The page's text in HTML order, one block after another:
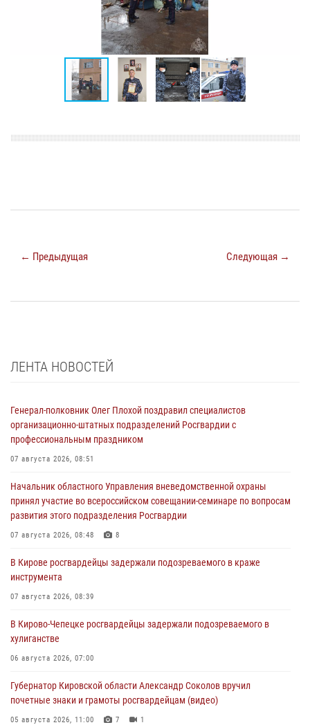
← Предыдущая Следующая →
ЛЕНТА НОВОСТЕЙ
Генерал-полковник Олег Плохой поздравил специалистов
организационно-штатных подразделений Росгвардии с
профессиональным праздником
07 августа 2026, 08:51
Начальник областного Управления вневедомственной охраны
принял участие во всероссийском совещании-семинаре по вопросам
развития этого подразделения Росгвардии
07 августа 2026, 08:48 8
В Кирове росгвардейцы задержали подозреваемого в краже
инструмента
07 августа 2026, 08:39
В Кирово-Чепецке росгвардейцы задержали подозреваемого в
хулиганстве
06 августа 2026, 07:00
Губернатор Кировской области Александр Соколов вручил
почетные знаки и грамоты росгвардейцам (видео)
05 августа 2026, 11:00 7 1